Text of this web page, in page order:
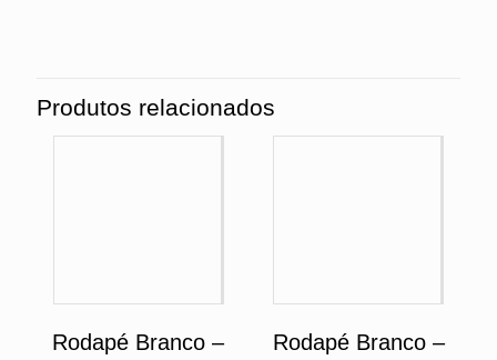
Produtos relacionados
Rodapé Branco –
Rodapé Branco –